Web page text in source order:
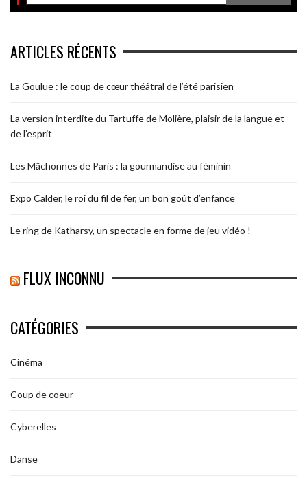
ARTICLES RÉCENTS
La Goulue : le coup de cœur théâtral de l’été parisien
La version interdite du Tartuffe de Molière, plaisir de la langue et
de l’esprit
Les Mâchonnes de Paris : la gourmandise au féminin
Expo Calder, le roi du fil de fer, un bon goût d’enfance
Le ring de Katharsy, un spectacle en forme de jeu vidéo !
FLUX INCONNU
CATÉGORIES
Cinéma
Coup de coeur
Cyberelles
Danse